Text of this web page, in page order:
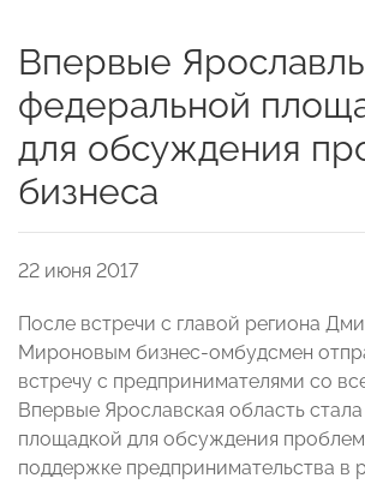
Впервые
федеральной
для обсуждения
бизнеса
22 июня 2017
После встречи с главой региона
Мироновым бизнес-омбудсмен
встречу с предпринимателями со
Впервые Ярославская область
площадкой для обсуждения
поддержке предпринимательства в